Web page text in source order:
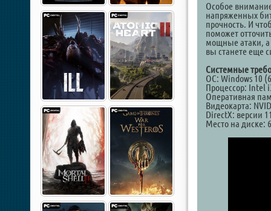
Особое
напряженных
прочность. И
поможет
мощные атаки, а
вы станете еще
Системные
ОС: Windows 10
Процессор: Intel
Оперативная
Видеокарта:
DirectX: версии
Место на диске: